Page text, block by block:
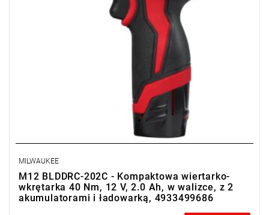
MILWAUKEE
M12 BLDDRC-202C - Kompaktowa wiertarko-
wkrętarka 40 Nm, 12 V, 2.0 Ah, w walizce, z 2
akumulatorami i ładowarką, 4933499686